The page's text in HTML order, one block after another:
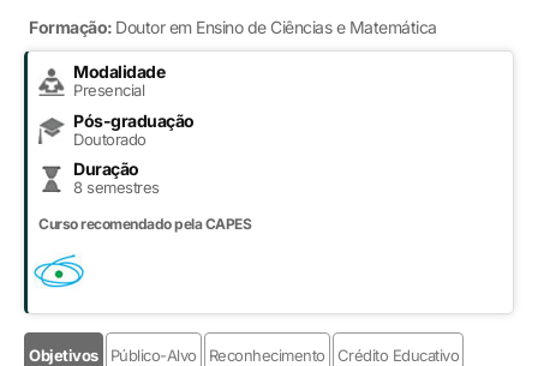
Formação: Doutor em Ensino de Ciências e Matemática
Modalidade
Presencial
Pós-graduação
Doutorado
Duração
8 semestres
Curso recomendado pela CAPES
Objetivos Público-Alvo Reconhecimento Crédito Educativo